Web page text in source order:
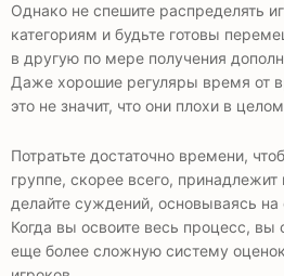
Однако не спешите распределять
категориям и будьте готовы
в другую по мере получения
Даже хорошие регуляры время от
это не значит, что они плохи в
Потратьте достаточно времени,
группе, скорее всего, принадлежит
делайте суждений, основываясь на
Когда вы освоите весь процесс, вы
еще более сложную систему